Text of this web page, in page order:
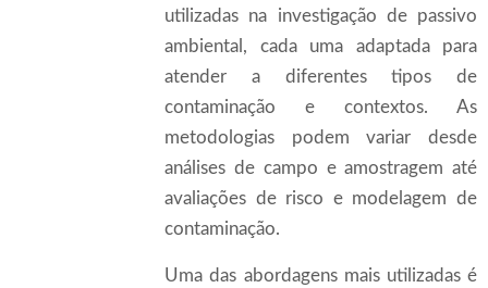
utilizadas na investigação de passivo
ambiental, cada uma adaptada para
atender a diferentes tipos de
contaminação e contextos. As
metodologias podem variar desde
análises de campo e amostragem até
avaliações de risco e modelagem de
contaminação.
Uma das abordagens mais utilizadas é